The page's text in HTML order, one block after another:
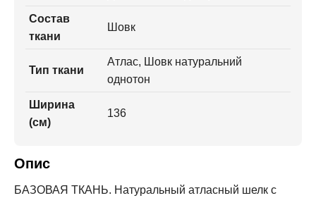
Состав
ткани
Шовк
Тип ткани
Атлас, Шовк натуральний
однотон
Ширина
(см)
136
Опис
БАЗОВАЯ ТКАНЬ. Натуральный атласный шелк с